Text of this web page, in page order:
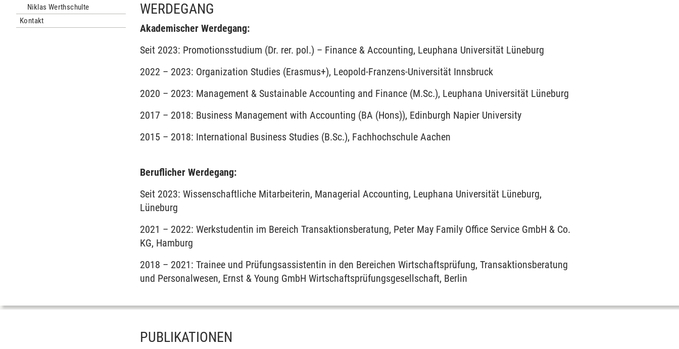
Niklas Werthschulte
Kontakt
WERDEGANG
Akademischer Werdegang:
Seit 2023: Promotionsstudium (Dr. rer. pol.) – Finance & Accounting, Leuphana Universität Lüneburg
2022 – 2023: Organization Studies (Erasmus+), Leopold-Franzens-Universität Innsbruck
2020 – 2023: Management & Sustainable Accounting and Finance (M.Sc.), Leuphana Universität Lüneburg
2017 – 2018: Business Management with Accounting (BA (Hons)), Edinburgh Napier University
2015 – 2018: International Business Studies (B.Sc.), Fachhochschule Aachen
Beruflicher Werdegang:
Seit 2023: Wissenschaftliche Mitarbeiterin, Managerial Accounting, Leuphana Universität Lüneburg,
Lüneburg
2021 – 2022: Werkstudentin im Bereich Transaktionsberatung, Peter May Family Office Service GmbH & Co.
KG, Hamburg
2018 – 2021: Trainee und Prüfungsassistentin in den Bereichen Wirtschaftsprüfung, Transaktionsberatung
und Personalwesen, Ernst & Young GmbH Wirtschaftsprüfungsgesellschaft, Berlin
PUBLIKATIONEN